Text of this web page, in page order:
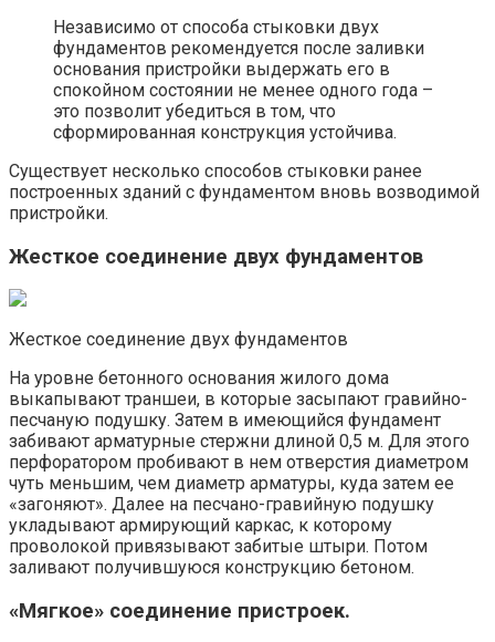
Независимо от способа стыковки двух
фундаментов рекомендуется после заливки
основания пристройки выдержать его в
спокойном состоянии не менее одного года –
это позволит убедиться в том, что
сформированная конструкция устойчива.
Существует несколько способов стыковки ранее
построенных зданий с фундаментом вновь возводимой
пристройки.
Жесткое соединение двух фундаментов
Жесткое соединение двух фундаментов
На уровне бетонного основания жилого дома
выкапывают траншеи, в которые засыпают гравийно-
песчаную подушку. Затем в имеющийся фундамент
забивают арматурные стержни длиной 0,5 м. Для этого
перфоратором пробивают в нем отверстия диаметром
чуть меньшим, чем диаметр арматуры, куда затем ее
«загоняют». Далее на песчано-гравийную подушку
укладывают армирующий каркас, к которому
проволокой привязывают забитые штыри. Потом
заливают получившуюся конструкцию бетоном.
«Мягкое» соединение пристроек.